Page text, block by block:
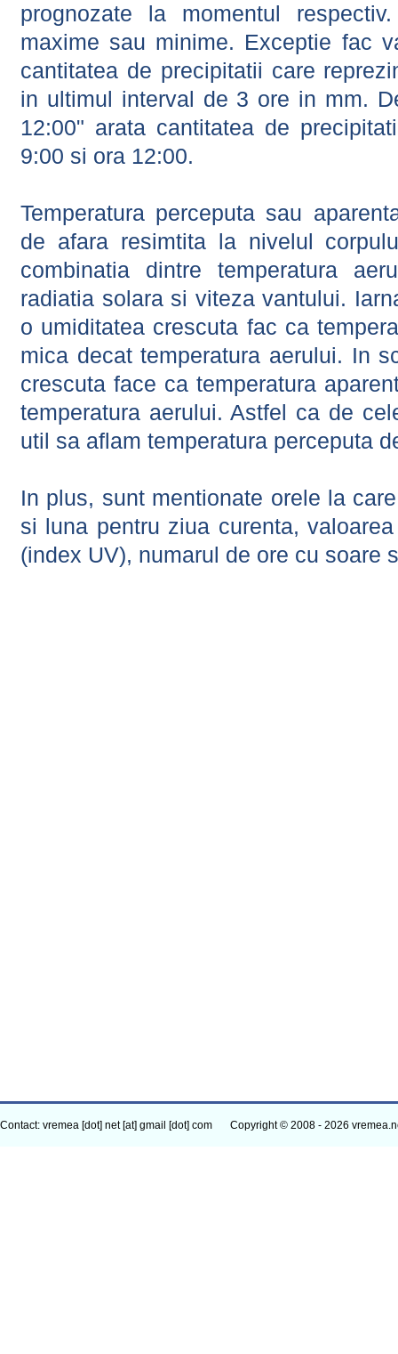
prognozate la momentul
maxime sau minime. Exceptie fac
cantitatea de precipitatii care
in ultimul interval de 3 ore in mm.
12:00" arata cantitatea de
9:00 si ora 12:00.
Temperatura perceputa sau
de afara resimtita la nivelul
combinatia dintre temperatura
radiatia solara si viteza vantului.
o umiditatea crescuta fac ca
mica decat temperatura aerului. In
crescuta face ca temperatura
temperatura aerului. Astfel ca de
util sa aflam temperatura perceputa
In plus, sunt mentionate orele la
si luna pentru ziua curenta,
(index UV), numarul de ore cu soare
Contact: vremea [dot] net [at] gmail [dot] com Copyright © 2008 - 2026